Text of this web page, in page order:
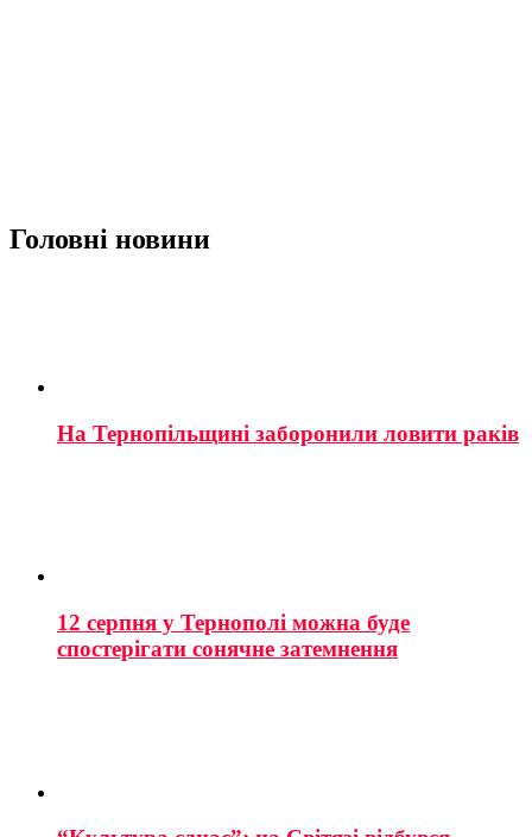
Головні новини
На Тернопільщині заборонили ловити раків
12 серпня у Тернополі можна буде
спостерігати сонячне затемнення